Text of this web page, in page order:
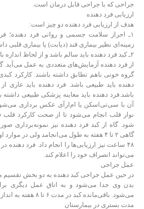
جراحی که با جراحی قابل درمان است.
ارزیابی فرد دهنده
هدف از ارزیابی فرد دهنده دو چیز است:
۱ـ احراز سلامت جسمی و روانی فرد دهنده؛
زمینه‌ای نظیر بیماری قند (دیابت) یا بیماری قلبی
۲ـ کبد فرد دهنده باید سالم باشد و از لحاظ اندازه با فرد گیرنده متناسب باشد
از فرد دهنده آزمایش‌های متعددی به عمل می‌آید.
گروه خونی باهم تطابق داشته باشند. کارکرد
دهنده باید طبیعی باشد. فرد دهنده باید عاری
باشد.فرد دهنده باید معاینه پزشکی طبیعی داشته
آن با سی‌تی‌اسکن یا ام‌ار‌آی عکس برداری
نوار قلب انجام می‌شود تا از صحت کارکرد قلب
شود. گاه از کبد فرد دهنده نیز نمونه‌برداری
گاهی ۲ تا ۴ هفته به طول می‌انجامد ولی در
۴۸ ساعت نیز ارزیابی‌ها را انجام داد. فرد دهنده
می‌تواند انصراف خود را اعلام کند.
عمل جراحی
در حین عمل جراحی کبد دهنده به دو بخش
بدن وی جدا می‌شود و به اتاق عمل دیگری
می‌شود. باقی‌مانده کبد در مدت ۶ تا ۸ هفته به اندازه قبلی باز می‌گردد.
مدت بستری در بیمارستان